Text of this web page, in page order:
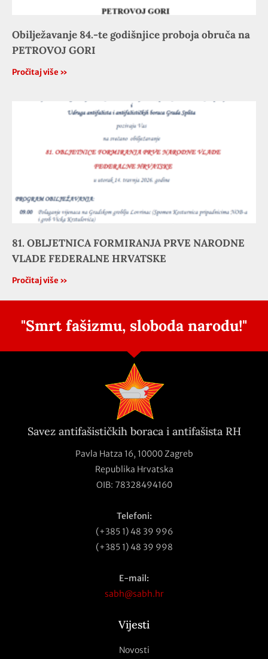
Obilježavanje 84.-te godišnjice proboja obruča na
PETROVOJ GORI
Pročitaj više »
81. OBLJETNICA FORMIRANJA PRVE NARODNE
VLADE FEDERALNE HRVATSKE
Pročitaj više »
"Smrt fašizmu, sloboda narodu!"
Savez antifašističkih boraca i antifašista RH
Pavla Hatza 16, 10000 Zagreb
Republika Hrvatska
OIB: 78328494160
Telefoni:
(+385 1) 48 39 996
(+385 1) 48 39 998
E-mail:
sabh@sabh.hr
Vijesti
Novosti